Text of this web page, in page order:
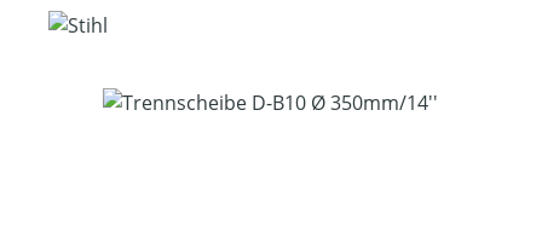
Bildergalerie überspringen